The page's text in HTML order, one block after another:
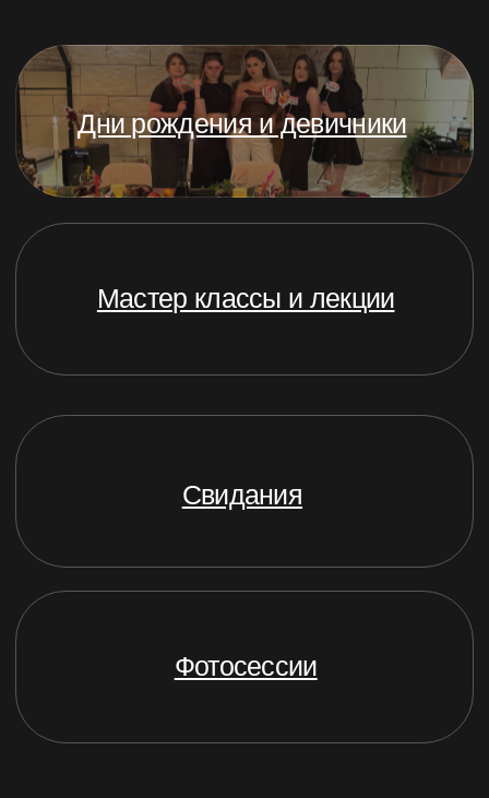
Фотосессии
Особенности
Интерьер